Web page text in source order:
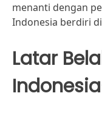
menanti dengan
Indonesia berdiri
Latar